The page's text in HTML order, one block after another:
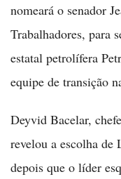
nomeará o senador
Trabalhadores, para
estatal petrolífera
equipe de transição
Deyvid Bacelar,
revelou a escolha de
depois que o líder